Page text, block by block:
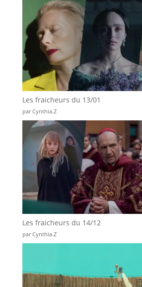
Les fraicheurs du 13/01
par Cynthia.Z
Les fraicheurs du 14/12
par Cynthia.Z